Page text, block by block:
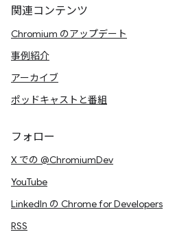
関連コンテンツ
Chromium のアップデート
事例紹介
アーカイブ
ポッドキャストと番組
フォロー
X での @ChromiumDev
YouTube
LinkedIn の Chrome for Developers
RSS